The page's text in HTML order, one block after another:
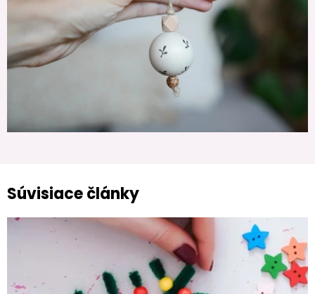
Súvisiace články